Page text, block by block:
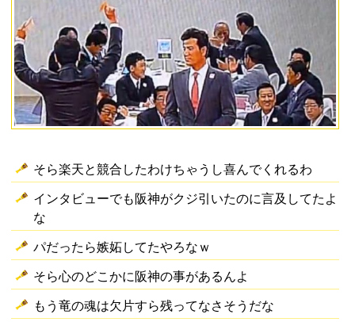
そら楽天と競合したわけちゃうし喜んでくれるわ
インタビューでも阪神がクジ引いたのに言及してたよ
な
パだったら嫉妬してたやろなｗ
そら心のどこかに阪神の事があるんよ
もう竜の魂は欠片すら残ってなさそうだな